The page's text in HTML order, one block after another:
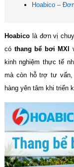
Hoabico –
Hoabicolà đơn vị
có thang bể bơi MXI
kinh nghiệm thực tế
mà còn hỗ trợ tư vấn,
hàng yên tâm khi triển